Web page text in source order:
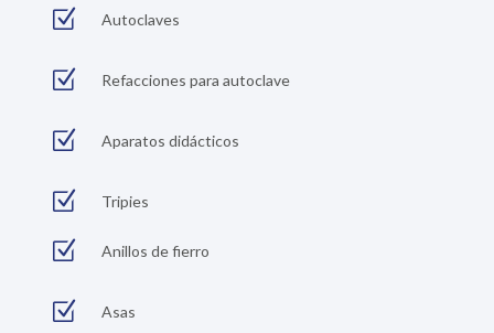
Z Autoclaves
Z Refacciones para autoclave
Z Aparatos didácticos
Z Tripies
Z Anillos de fierro
Z Asas